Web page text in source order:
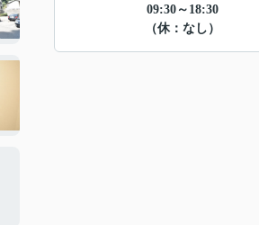
09:30～18:30
（休：なし）